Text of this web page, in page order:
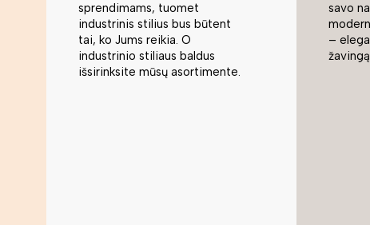
sprendimams, tuomet
industrinis stilius bus būtent
tai, ko Jums reikia. O
industrinio stiliaus baldus
išsirinksite mūsų asortimente.
savo
–